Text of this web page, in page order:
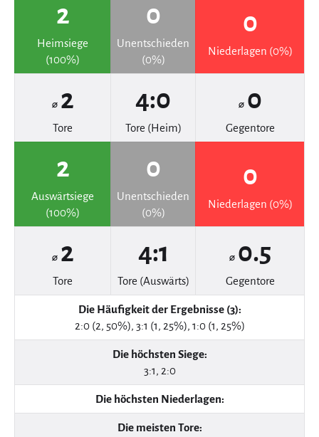
2
Heimsiege
(100%)
0
Unentschieden
(0%)
0
Niederlagen (0%)
⌀ 2
Tore
4:0
Tore (Heim)
⌀ 0
Gegentore
2
Auswärtsiege
(100%)
0
Unentschieden
(0%)
0
Niederlagen (0%)
⌀ 2
Tore
4:1
Tore (Auswärts)
⌀ 0.5
Gegentore
Die Häufigkeit der Ergebnisse (3):
2:0 (2, 50%), 3:1 (1, 25%), 1:0 (1, 25%)
Die höchsten Siege:
3:1, 2:0
Die höchsten Niederlagen:
Die meisten Tore: